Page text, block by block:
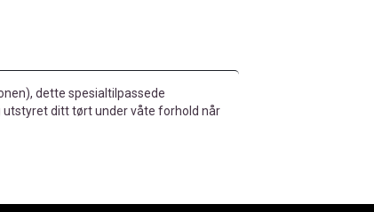
dette spesialtilpassede
ditt tørt under våte forhold når